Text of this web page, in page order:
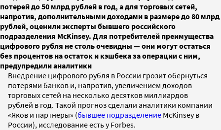
потерей до 50 млрд рублей в год, а для торговых сетей,
напротив, дополнительными доходами в размере до 80 млрд
рублей, оценили эксперты бывшего российского
подразделения McKinsey. Для потребителей преимущества
цифрового рубля не столь очевидны — они могут остаться
без процентов на остаток и кэшбека за операции с ним,
предупредили аналитики
Внедрение цифрового рубля в России грозит обернуться
потерями банков и, напротив, увеличением доходов
торговых сетей на несколько десятков миллиардов
рублей в год. Такой прогноз сделали аналитики компании
«Яков и партнеры» (бывшее подразделение McKinsey в
России), исследование есть у Forbes.